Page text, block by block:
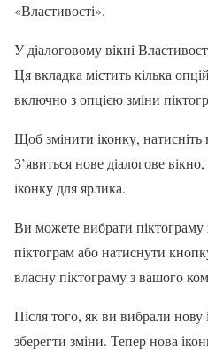
«Властивості».
У діалоговому вікні
Ця вкладка містить кілька
включно з опцією зміни
Щоб змінити іконку,
З’явиться нове діалогове
іконку для ярлика.
Ви можете вибрати піктограму
піктограм або натиснути
власну піктограму з вашого
Після того, як ви вибрали
зберегти зміни. Тепер нова